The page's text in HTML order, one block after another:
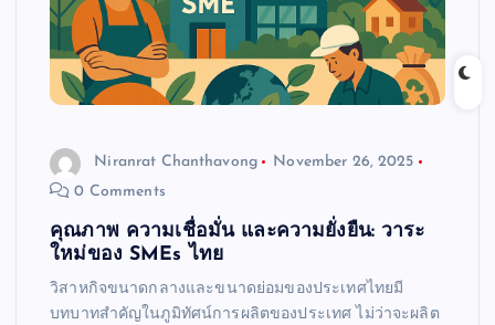
Niranrat Chanthavong
November 26, 2025
0 Comments
คุณภาพ ความเชื่อมั่น และความยั่งยืน: วาระ
ใหม่ของ SMEs ไทย
วิสาหกิจขนาดกลางและขนาดย่อมของประเทศไทยมี
บทบาทสำคัญในภูมิทัศน์การผลิตของประเทศ ไม่ว่าจะผลิต